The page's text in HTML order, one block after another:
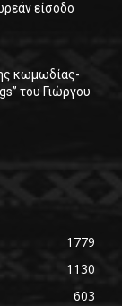
είσοδο
κωμωδίας-
του Γιώργου
1779
1130
603